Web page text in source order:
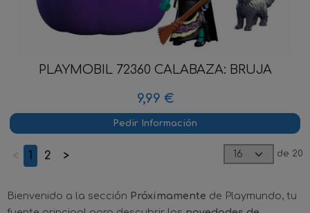
PLAYMOBIL 72360 CALABAZA: BRUJA
9,99 €
Pedir Información
< 1 2 > de 20
Bienvenido a la sección Próximamente de Playmundo, tu